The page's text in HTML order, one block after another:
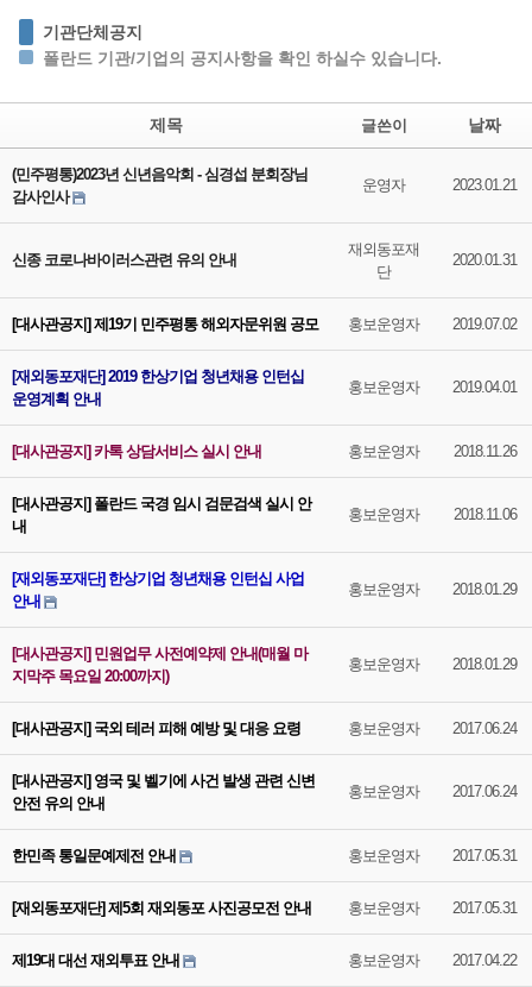
기관단체공지
폴란드 기관/기업의 공지사항을 확인 하실수 있습니다.
제목 글쓴이 날짜
(민주평통)2023년 신년음악회 - 심경섭 분회장님
감사인사
운영자 2023.01.21
신종 코로나바이러스관련 유의 안내
재외동포재
단
2020.01.31
[대사관공지] 제19기 민주평통 해외자문위원 공모 홍보운영자 2019.07.02
[재외동포재단] 2019 한상기업 청년채용 인턴십
운영계획 안내
홍보운영자 2019.04.01
[대사관공지] 카톡 상담서비스 실시 안내 홍보운영자 2018.11.26
[대사관공지] 폴란드 국경 임시 검문검색 실시 안
내
홍보운영자 2018.11.06
[재외동포재단] 한상기업 청년채용 인턴십 사업
안내
홍보운영자 2018.01.29
[대사관공지] 민원업무 사전예약제 안내(매월 마
지막주 목요일 20:00까지)
홍보운영자 2018.01.29
[대사관공지] 국외 테러 피해 예방 및 대응 요령 홍보운영자 2017.06.24
[대사관공지] 영국 및 벨기에 사건 발생 관련 신변
안전 유의 안내
홍보운영자 2017.06.24
한민족 통일문예제전 안내 홍보운영자 2017.05.31
[재외동포재단] 제5회 재외동포 사진공모전 안내 홍보운영자 2017.05.31
제19대 대선 재외투표 안내 홍보운영자 2017.04.22